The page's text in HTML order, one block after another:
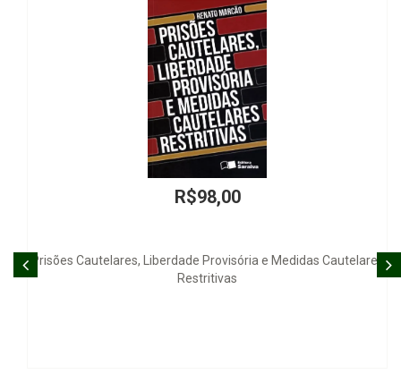
R$750,00
Le Rôle de l État dans la Réglementation de L Économie
Capitalista et Socialista